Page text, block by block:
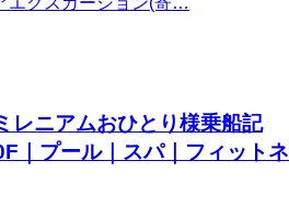
レニアムおひとり様乗船記
｜プール｜スパ｜フィットネ